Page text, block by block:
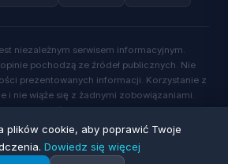
niezależnym serwisem informacyjnym.
pochodzą ze źródeł publicznych. Nie
prezentowanych informacji. Korzystanie z
i nie wiąże się z żadnymi zobowiązaniami.
wyrażasz zgodę na kontakt ze strony
specjalistów.
plików cookie, aby poprawić Twoje
Dowiedz się więcej